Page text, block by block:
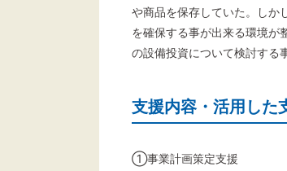
や商品を保存していた。しか
を確保する事が出来る環境が
の設備投資について検討する
支援内容・活用した
①事業計画策定支援